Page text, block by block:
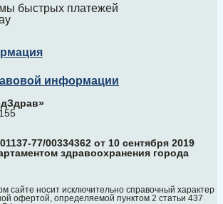
информации
77/00334362 от 10 сентября 2019
здравоохранения города
сайте носит исключительно справочный характер
офертой, определяемой пунктом 2 статьи 437